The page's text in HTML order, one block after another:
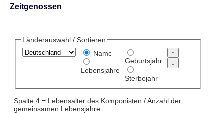
Zeitgenossen
Länderauswahl / Sortieren
Name
Lebensjahre
Geburtsjahr
Sterbejahr
Spalte 4 = Lebensalter des Komponisten / Anzahl der
gemeinsamen Lebensjahre